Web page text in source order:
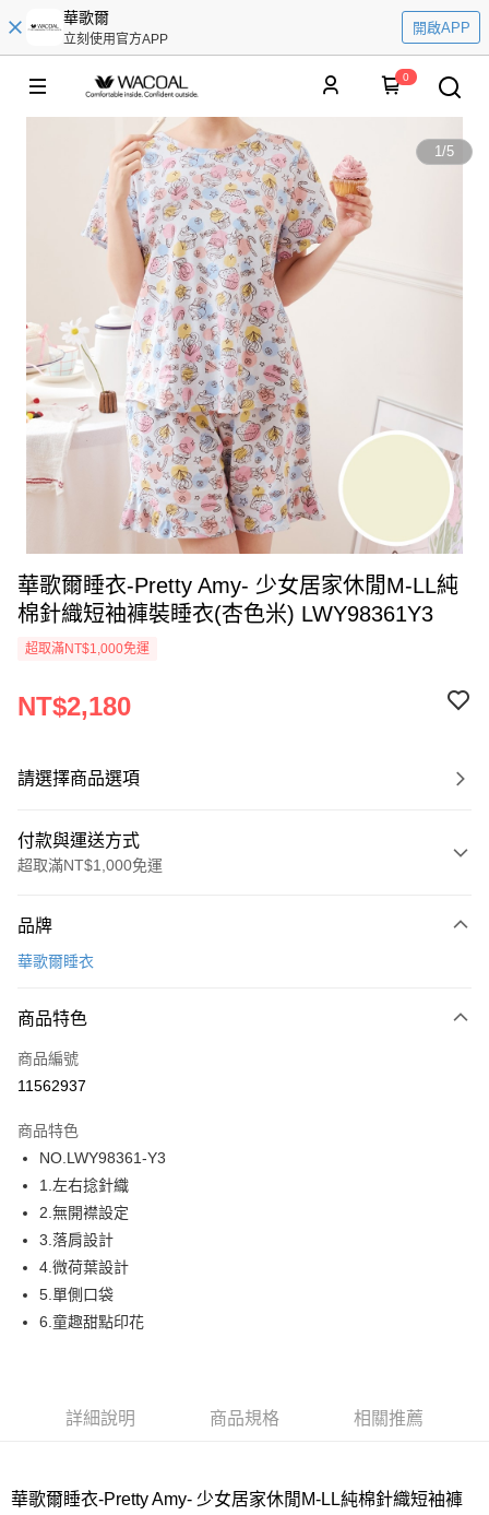
華歌爾
立刻使用官方APP
開啟APP
0
1/5
華歌爾睡衣-Pretty Amy- 少女居家休閒M-LL純
棉針織短袖褲裝睡衣(杏色米) LWY98361Y3
超取滿NT$1,000免運
NT$2,180
請選擇商品選項
付款與運送方式
超取滿NT$1,000免運
信用卡一次付款
LINE Pay
街口支付
運送方式
全家取貨付款
每筆NT$80，滿NT$1,000(含以上)免運費
付款後全家取貨
每筆NT$80，滿NT$1,000(含以上)免運費
7-11取貨付款
每筆NT$80，滿NT$1,000(含以上)免運費
每筆NT$80，滿NT$1,000(含以上)免運費
品牌
華歌爾睡衣
商品特色
商品編號
11562937
商品特色
NO.LWY98361-Y3
1.左右捻針織
2.無開襟設定
3.落肩設計
4.微荷葉設計
5.單側口袋
6.童趣甜點印花
詳細說明 商品規格 相關推薦
華歌爾睡衣-Pretty Amy- 少女居家休閒M-LL純棉針織短袖褲